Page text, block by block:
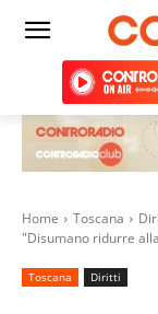
Home Toscana
"Disumano ridurre
Toscana Diritti